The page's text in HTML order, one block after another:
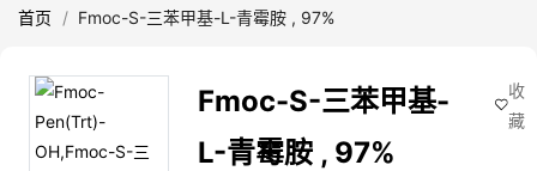
首页 / Fmoc-S-三苯甲基-L-青霉胺 , 97%
Fmoc-S-三苯甲基-
L-青霉胺 , 97%
收
藏